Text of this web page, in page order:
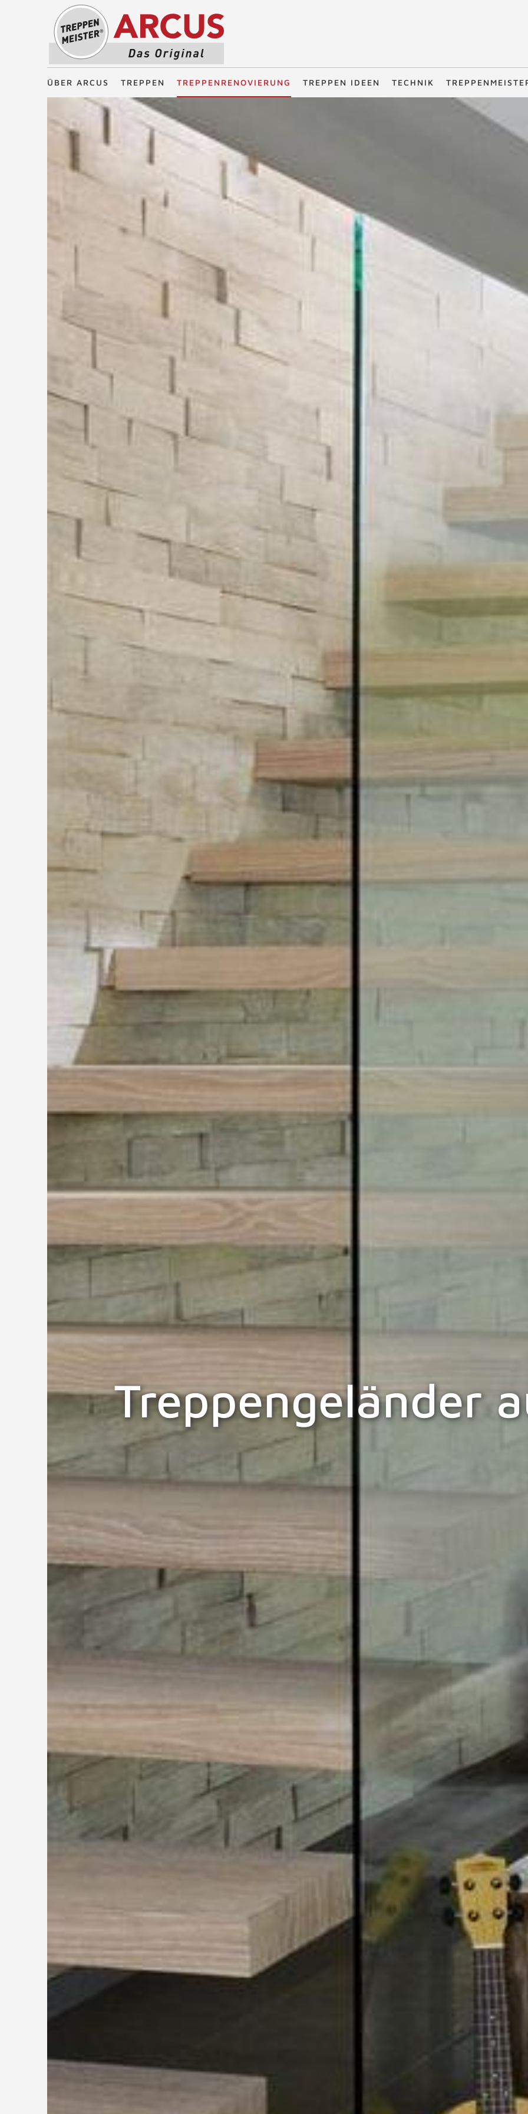
Treppenmeister - Das Original
ÜBER ARCUS TREPPEN TREPPENRENOVIERUNG TREPPEN IDEEN TECHNIK
Treppengeländer